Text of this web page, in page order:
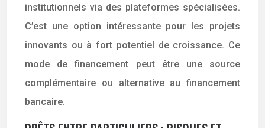
institutionnels via des plateformes spécialisées.
C’est une option intéressante pour les projets
innovants ou à fort potentiel de croissance. Ce
mode de financement peut être une source
complémentaire ou alternative au financement
bancaire.